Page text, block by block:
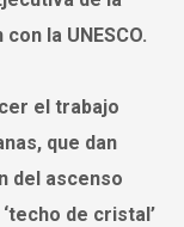
el trabajo
que dan
del ascenso
de cristal’